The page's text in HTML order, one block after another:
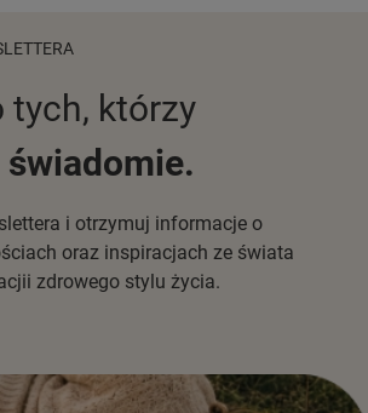
tych, którzy
i otrzymuj informacje o
oraz inspiracjach ze świata
zdrowego stylu życia.